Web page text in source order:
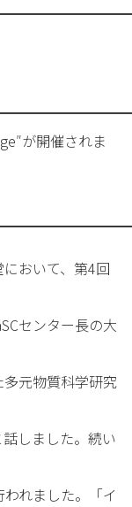
が開催されま
おいて、第4回
センター長の大
元物質科学研究
話しました。続い
れました。「イ